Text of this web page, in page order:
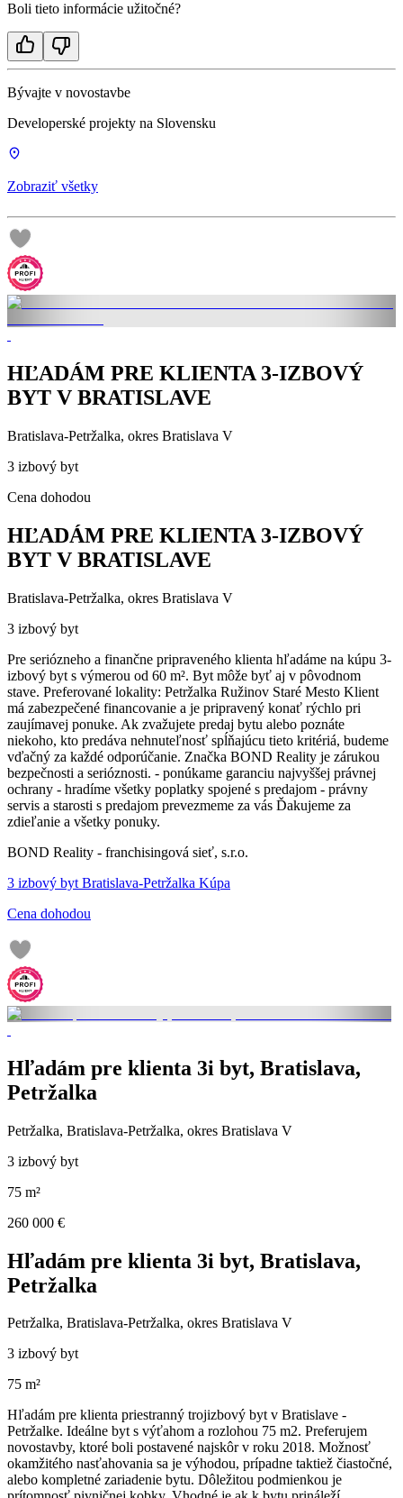
Boli tieto informácie užitočné?
Bývajte v novostavbe
Developerské projekty na Slovensku
Zobraziť všetky
HĽADÁM PRE KLIENTA 3-IZBOVÝ
BYT V BRATISLAVE
Bratislava-Petržalka, okres Bratislava V
3 izbový byt
Cena dohodou
HĽADÁM PRE KLIENTA 3-IZBOVÝ
BYT V BRATISLAVE
Bratislava-Petržalka, okres Bratislava V
3 izbový byt
Pre seriózneho a finančne pripraveného klienta hľadáme na kúpu 3-
izbový byt s výmerou od 60 m². Byt môže byť aj v pôvodnom
stave. Preferované lokality: Petržalka Ružinov Staré Mesto Klient
má zabezpečené financovanie a je pripravený konať rýchlo pri
zaujímavej ponuke. Ak zvažujete predaj bytu alebo poznáte
niekoho, kto predáva nehnuteľnosť spĺňajúcu tieto kritériá, budeme
vďačný za každé odporúčanie. Značka BOND Reality je zárukou
bezpečnosti a serióznosti. - ponúkame garanciu najvyššej právnej
ochrany - hradíme všetky poplatky spojené s predajom - právny
servis a starosti s predajom prevezmeme za vás Ďakujeme za
zdieľanie a všetky ponuky.
BOND Reality - franchisingová sieť, s.r.o.
3 izbový byt Bratislava-Petržalka Kúpa
Cena dohodou
Hľadám pre klienta 3i byt, Bratislava,
Petržalka
Petržalka, Bratislava-Petržalka, okres Bratislava V
3 izbový byt
75 m²
260 000 €
Hľadám pre klienta 3i byt, Bratislava,
Petržalka
Petržalka, Bratislava-Petržalka, okres Bratislava V
3 izbový byt
75 m²
Hľadám pre klienta priestranný trojizbový byt v Bratislave -
Petržalke. Ideálne byt s výťahom a rozlohou 75 m2. Preferujem
novostavby, ktoré boli postavené najskôr v roku 2018. Možnosť
okamžitého nasťahovania sa je výhodou, prípadne taktiež čiastočné,
alebo kompletné zariadenie bytu. Dôležitou podmienkou je